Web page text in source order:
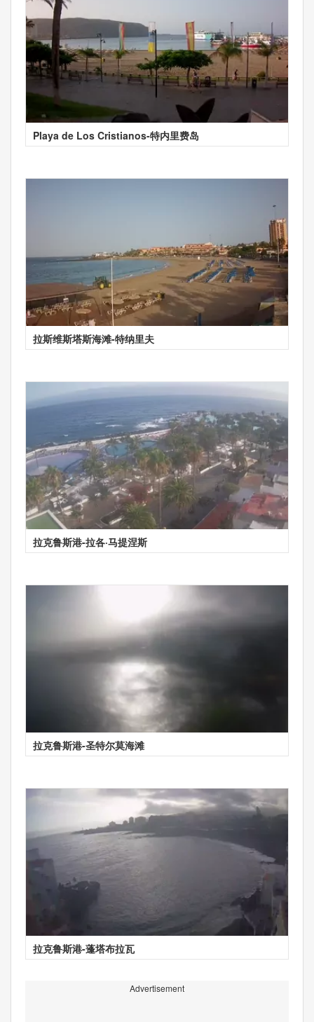
Playa de Los Cristianos-特内里费岛
拉斯维斯塔斯海滩-特纳里夫
拉克鲁斯港-拉各·马提涅斯
拉克鲁斯港-圣特尔莫海滩
拉克鲁斯港-蓬塔布拉瓦
Advertisement